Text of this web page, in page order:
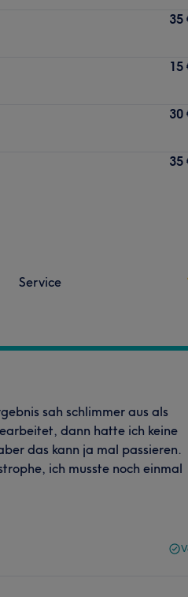
35
15
30
35
Service
sah schlimmer aus als
dann hatte ich keine
das kann ja mal passieren.
ich musste noch einmal